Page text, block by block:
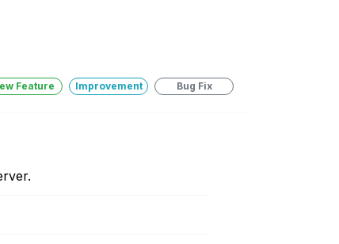
Feature Improvement Bug Fix